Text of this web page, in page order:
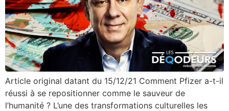
Article original datant du 15/12/21 Comment Pfizer a-t-il
réussi à se repositionner comme le sauveur de
l’humanité ? L’une des transformations culturelles les